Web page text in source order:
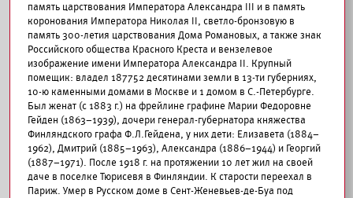
память царствования Императора Александра III и в память
коронования Императора Николая II, светло-бронзовую в
память 300-летия царствования Дома Романовых, а также знак
Российского общества Красного Креста и вензелевое
изображение имени Императора Александра II. Крупный
помещик: владел 187752 десятинами земли в 13-ти губерниях,
10-ю каменными домами в Москве и 1 домом в С.-Петербурге.
Был женат (с 1883 г.) на фрейлине графине Марии Федоровне
Гейден (1863–1939), дочери генерал-губернатора княжества
Финляндского графа Ф.Л.Гейдена, у них дети: Елизавета (1884–
1962), Дмитрий (1885–1963), Александра (1886–1944) и Георгий
(1887–1971). После 1918 г. на протяжении 10 лет жил на своей
даче в поселке Тюрисевя в Финляндии. К старости переехал в
Париж. Умер в Русском доме в Сент-Женевьев-де-Буа под